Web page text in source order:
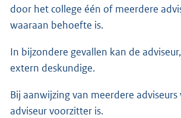
door het college één of meerdere
waaraan behoefte is.
In bijzondere gevallen kan de
extern deskundige.
Bij aanwijzing van meerdere
adviseur voorzitter is.